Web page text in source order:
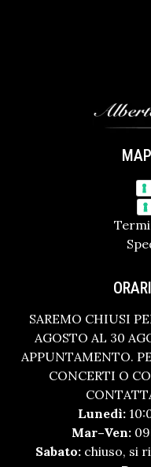
SAREMO CHIUSI
AGOSTO AL 30
APPUNTAMENTO.
CONCERTI O
Lunedì:
Mar–Ven:
Sabato: chiuso, si